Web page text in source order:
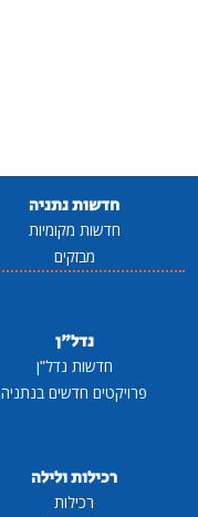
חדשות נתניה
חדשות מקומיות
מבזקים
נדל"ן
חדשות נדל"ן
פרויקטים חדשים בנתניה
רכילות ולילה
רכילות